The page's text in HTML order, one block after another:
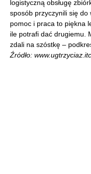
logistyczną obsługę
sposób przyczynili się do
pomoc i praca to piękna
ile potrafi dać drugiemu.
zdali na szóstkę –
Źródło: